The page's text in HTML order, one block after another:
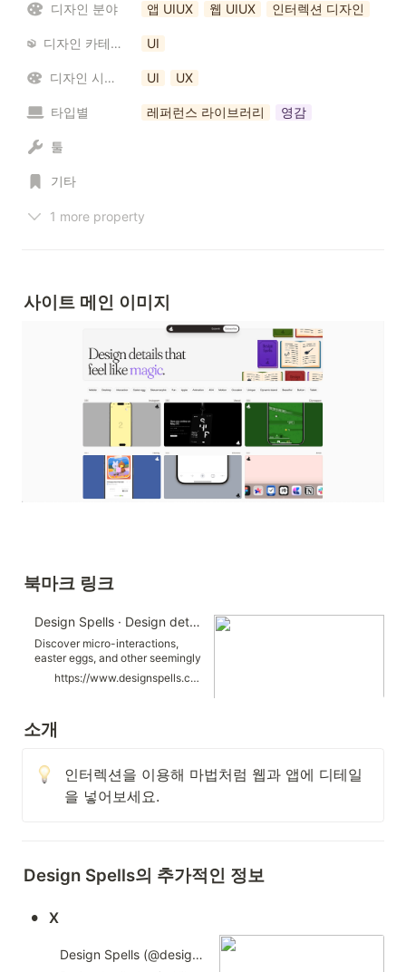
디자인 분야 앱 UIUX 웹 UIUX 인터렉션 디자인
디자인 카테고리 / 리소스 UI
디자인 시스템 UI UX
타입별 레퍼런스 라이브러리 영감
툴
기타
1 more property
사이트 메인 이미지
북마크 링크
Design Spells · Design details that feel like magic
Discover micro-interactions,
easter eggs, and other seemingly
extra design details that infuse
life, personality, and fun back
https://www.designspells.com/
소개
인터렉션을 이용해 마법처럼 웹과 앱에 디테일
을 넣어보세요.
Design Spells의 추가적인 정보
• X
Design Spells (@designspells_) on X